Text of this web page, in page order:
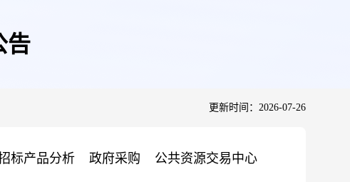
告
更新时间：2026-07-26
标产品分析 政府采购 公共资源交易中心